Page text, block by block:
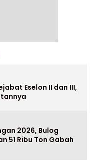
Eselon II dan III,
2026, Bulog
51 Ribu Ton Gabah